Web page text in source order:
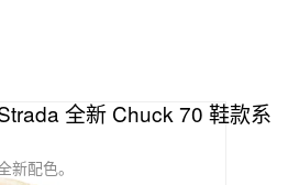
全新 Chuck 70 鞋款系
配色。